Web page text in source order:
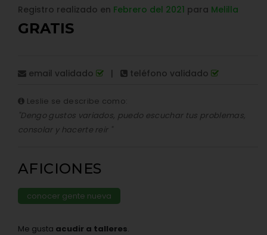
Registro realizado en Febrero del 2021 para Melilla
GRATIS
email validado | teléfono validado
Leslie se describe como:
"Dengo gustos variados, puedo escuchar tus problemas,
consolar y hacerte reir "
AFICIONES
conocer gente nueva
Me gusta acudir a talleres.